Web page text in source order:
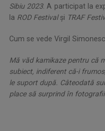
Sibiu 2023. A participat la
la ROD Festivalși TRAF
Cum se vede Virgil
Mă văd kamikaze pentru că
subiect, indiferent că-i
le suport după. Câteodată
place să surprind în